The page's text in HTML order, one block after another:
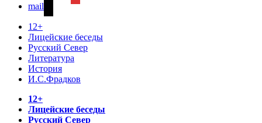
mail
12+
Лицейские беседы
Русский Север
Литература
История
И.С.Фрадков
12+
Лицейские беседы
Русский Север